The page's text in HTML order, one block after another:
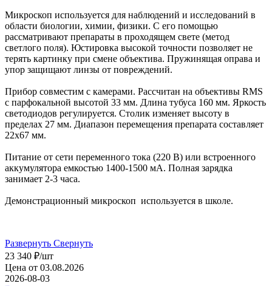
Микроскоп используется для наблюдений и исследований в
области биологии, химии, физики. С его помощью
рассматривают препараты в проходящем свете (метод
светлого поля). Юстировка высокой точности позволяет не
терять картинку при смене объектива. Пружинящая оправа и
упор защищают линзы от повреждений.
Прибор совместим с камерами. Рассчитан на объективы RMS
c парфокальной высотой 33 мм. Длина тубуса 160 мм. Яркость
светодиодов регулируется. Столик изменяет высоту в
пределах 27 мм. Диапазон перемещения препарата составляет
22х67 мм.
Питание от сети переменного тока (220 В) или встроенного
аккумулятора емкостью 1400-1500 мА. Полная зарядка
занимает 2-3 часа.
Демонстрационный микроскоп используется в школе.
Развернуть Свернуть
23 340 ₽/шт
Цена от 03.08.2026
2026-08-03